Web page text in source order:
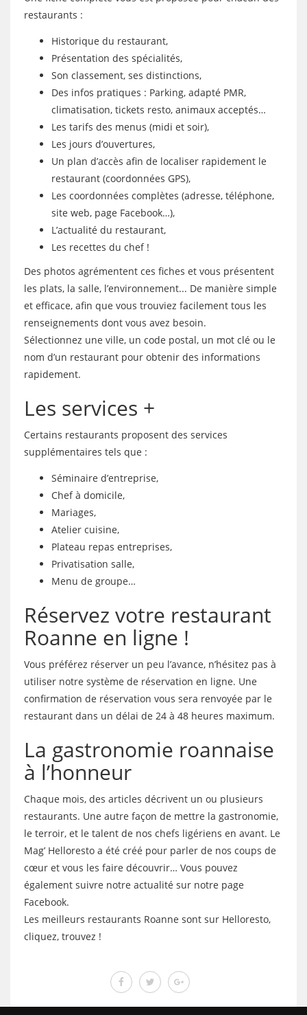
restaurants :
Historique du restaurant,
Présentation des spécialités,
Son classement, ses distinctions,
Des infos pratiques : Parking, adapté PMR,
climatisation, tickets resto, animaux acceptés…
Les tarifs des menus (midi et soir),
Les jours d’ouvertures,
Un plan d’accès afin de localiser rapidement le
restaurant (coordonnées GPS),
Les coordonnées complètes (adresse, téléphone,
site web, page Facebook…),
L’actualité du restaurant,
Les recettes du chef !
Des photos agrémentent ces fiches et vous présentent
les plats, la salle, l’environnement... De manière simple
et efficace, afin que vous trouviez facilement tous les
renseignements dont vous avez besoin.
Sélectionnez une ville, un code postal, un mot clé ou le
nom d’un restaurant pour obtenir des informations
rapidement.
Les services +
Certains restaurants proposent des services
supplémentaires tels que :
Séminaire d’entreprise,
Chef à domicile,
Mariages,
Atelier cuisine,
Plateau repas entreprises,
Privatisation salle,
Menu de groupe…
Réservez votre restaurant
Roanne en ligne !
Vous préférez réserver un peu l’avance, n’hésitez pas à
utiliser notre système de réservation en ligne. Une
confirmation de réservation vous sera renvoyée par le
restaurant dans un délai de 24 à 48 heures maximum.
La gastronomie roannaise
à l’honneur
Chaque mois, des articles décrivent un ou plusieurs
restaurants. Une autre façon de mettre la gastronomie,
le terroir, et le talent de nos chefs ligériens en avant. Le
Mag’ Helloresto a été créé pour parler de nos coups de
cœur et vous les faire découvrir… Vous pouvez
également suivre notre actualité sur notre page
Facebook.
Les meilleurs restaurants Roanne sont sur Helloresto,
cliquez, trouvez !